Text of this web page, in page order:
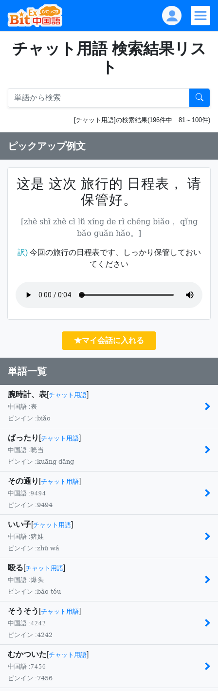
チャット用語 検索結果リス
ト
[チャット用語]の検索結果(196件中 81～100件)
ピックアップ例文
这是 这次 旅行的 日程表， 请
保管好。
[zhè shì zhè cì lǚ xíng de rì chéng biǎo， qǐng
bǎo guǎn hǎo。]
訳)今回の旅行の日程表です、しっかり保管しておい
てください
★マイ会話に入れる
単語一覧
腕時計、表[チャット用語]
中国語 :表
ピンイン :biǎo
ばったり [チャット用語]
中国語 :咣当
ピンイン :kuāng dāng
その通り [チャット用語]
中国語 :9494
ピンイン :9494
いい子[チャット用語]
中国語 :猪娃
ピンイン :zhū wá
殴る[チャット用語]
中国語 :爆头
ピンイン :bào tóu
そうそう [チャット用語]
中国語 :4242
ピンイン :4242
むかついた[チャット用語]
中国語 :7456
ピンイン :7456